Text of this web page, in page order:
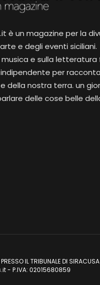
è un magazine per la
e degli eventi siciliani.
musica e sulla
per
della nostra terra. un
delle cose belle
PRESSO IL TRIBUNALE DI
- P.IVA: 02015680859